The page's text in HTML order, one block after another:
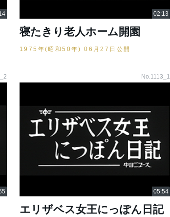
寝たきり老人ホーム開園
1975年(昭和50年) 06月27日公開
No.1113_1
エリザベス女王にっぽん日記